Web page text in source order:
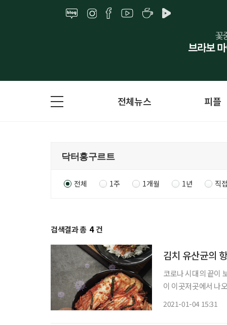
전체뉴스 피플
전체 1주 1개월 1년 직
검색결과 총 4 건
김치 유산균의
코로나 시대의 끝이
이 이곳저곳에서 나
2021-01-04 15:31